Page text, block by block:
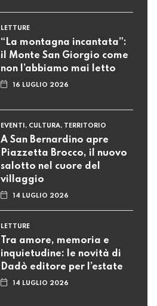
LETTURE
“La montagna incantata”:
il Monte San Giorgio come
non l’abbiamo mai letto
16 LUGLIO 2026
EVENTI, CULTURA, TERRITORIO
A San Bernardino apre
Piazzetta Brocco, il nuovo
salotto nel cuore del
villaggio
14 LUGLIO 2026
LETTURE
Tra amore, memoria e
inquietudine: le novità di
Dadò editore per l’estate
14 LUGLIO 2026